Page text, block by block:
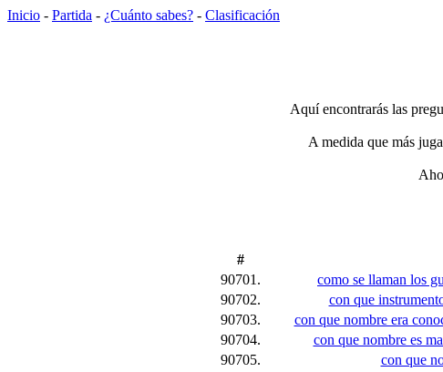
Inicio - Partida - ¿Cuánto sabes? - Clasificación
Aquí encontrarás las
A medida que más
#
90701.
como se llaman los
90702.
con que
90703.
con que nombre era
90704.
con que nombre es
90705.
con que